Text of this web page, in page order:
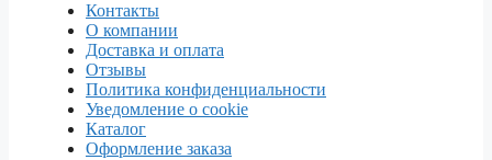
Контакты
О компании
Доставка и оплата
Отзывы
Политика конфиденциальности
Уведомление о cookie
Каталог
Оформление заказа